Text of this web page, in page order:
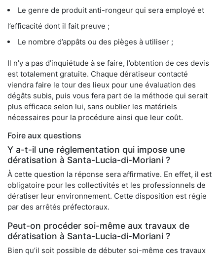
Le genre de produit anti-rongeur qui sera employé et
l’efficacité dont il fait preuve ;
Le nombre d’appâts ou des pièges à utiliser ;
Il n’y a pas d’inquiétude à se faire, l’obtention de ces devis
est totalement gratuite. Chaque dératiseur contacté
viendra faire le tour des lieux pour une évaluation des
dégâts subis, puis vous fera part de la méthode qui serait
plus efficace selon lui, sans oublier les matériels
nécessaires pour la procédure ainsi que leur coût.
Foire aux questions
Y a-t-il une réglementation qui impose une
dératisation à Santa-Lucia-di-Moriani ?
À cette question la réponse sera affirmative. En effet, il est
obligatoire pour les collectivités et les professionnels de
dératiser leur environnement. Cette disposition est régie
par des arrêtés préfectoraux.
Peut-on procéder soi-même aux travaux de
dératisation à Santa-Lucia-di-Moriani ?
Bien qu’il soit possible de débuter soi-même ces travaux